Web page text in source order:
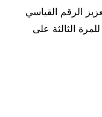
الرقم القياسي
الثالثة على